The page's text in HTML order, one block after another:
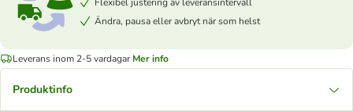
Ändra, pausa eller avbryt när som helst
Leverans inom 2-5 vardagar Mer info
Produktinfo